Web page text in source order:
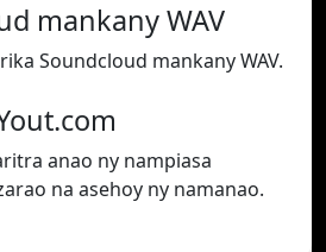
mankany WAV
Soundcloud mankany WAV.
anao ny nampiasa
na asehoy ny namanao.